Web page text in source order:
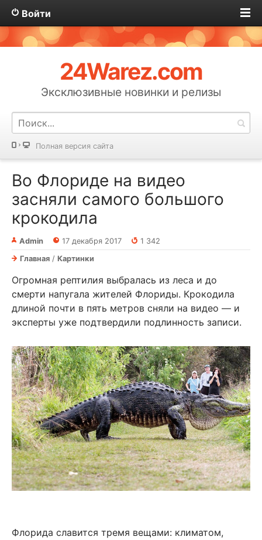
Войти
24Warez.com
Эксклюзивные новинки и релизы
Полная версия сайта
Во Флориде на видео
засняли самого большого
крокодила
Admin 17 декабря 2017
1 342
Главная / Картинки
Огромная рептилия выбралась из леса и до
смерти напугала жителей Флориды. Крокодила
длиной почти в пять метров сняли на видео — и
эксперты уже подтвердили подлинность записи.
Флорида славится тремя вещами: климатом,